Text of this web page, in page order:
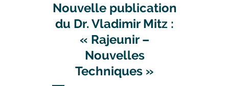
Nouvelle publication
du Dr. Vladimir Mitz :
« Rajeunir –
Nouvelles
Techniques »